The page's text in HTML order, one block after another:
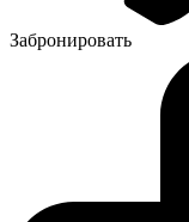
Забронировать